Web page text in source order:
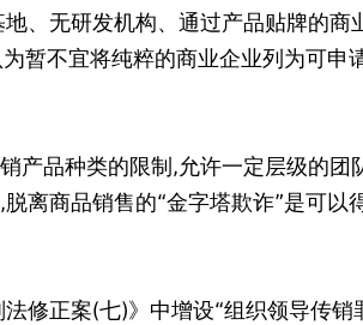
、无研发机构、通过产品贴牌的商
暂不宜将纯粹的商业企业列为可申
产品种类的限制,允许一定层级的团
离商品销售的“金字塔欺诈”是可以
修正案(七)》中增设“组织领导传销